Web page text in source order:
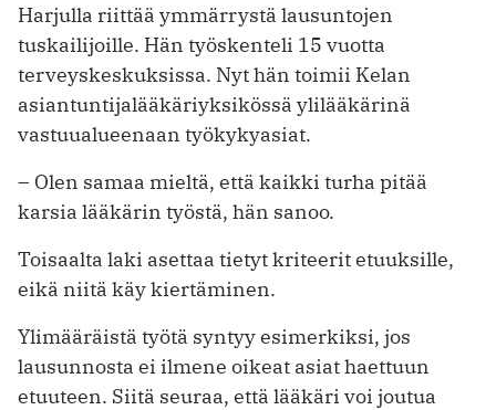
Harjulla riittää ymmärrystä lausuntojen
tuskailijoille. Hän työskenteli 15 vuotta
terveyskeskuksissa. Nyt hän toimii Kelan
asiantuntijalääkäriyksikössä ylilääkärinä
vastuualueenaan työkykyasiat.
– Olen samaa mieltä, että kaikki turha pitää
karsia lääkärin työstä, hän sanoo.
Toisaalta laki asettaa tietyt kriteerit etuuksille,
eikä niitä käy kiertäminen.
Ylimääräistä työtä syntyy esimerkiksi, jos
lausunnosta ei ilmene oikeat asiat haettuun
etuuteen. Siitä seuraa, että lääkäri voi joutua